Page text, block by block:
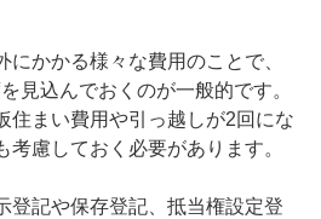
かかる様々な費用のことで、
見込んでおくのが一般的です。
住まい費用や引っ越しが2回にな
考慮しておく必要があります。
登記や保存登記、抵当権設定登